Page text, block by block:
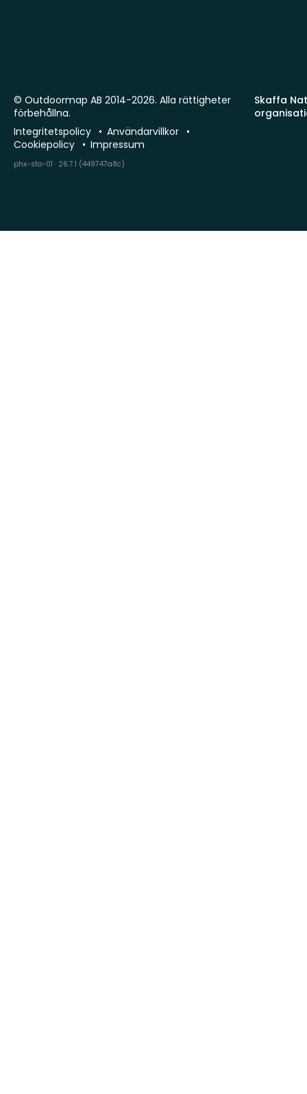
Skaffa
© Outdoormap AB 2014-2026. Alla rättigheter
förbehållna.
Integritetspolicy
Användarvillkor
Cookiepolicy
Impressum
phx-sto-01 · 26.7.1 (449747a8c)